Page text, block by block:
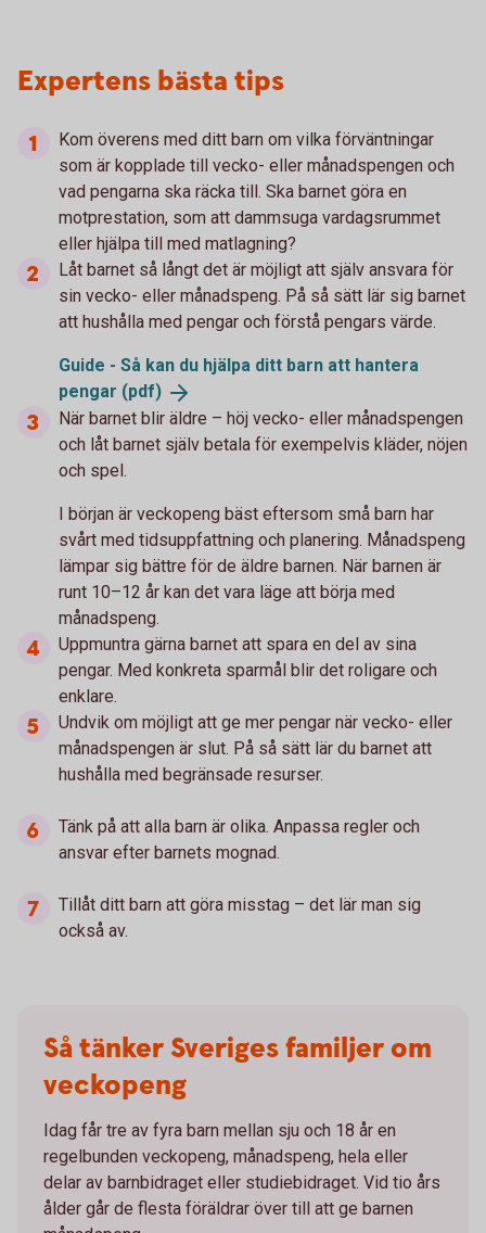
Expertens bästa tips
Kom överens med ditt barn om vilka förväntningar
som är kopplade till vecko- eller månadspengen och
vad pengarna ska räcka till. Ska barnet göra en
motprestation, som att dammsuga vardagsrummet
eller hjälpa till med matlagning?
Låt barnet så långt det är möjligt att själv ansvara för
sin vecko- eller månadspeng. På så sätt lär sig barnet
att hushålla med pengar och förstå pengars värde.
Guide - Så kan du hjälpa ditt barn att hantera
pengar (pdf)
När barnet blir äldre – höj vecko- eller månadspengen
och låt barnet själv betala för exempelvis kläder, nöjen
och spel.
I början är veckopeng bäst eftersom små barn har
svårt med tidsuppfattning och planering. Månadspeng
lämpar sig bättre för de äldre barnen. När barnen är
runt 10–12 år kan det vara läge att börja med
månadspeng.
Uppmuntra gärna barnet att spara en del av sina
pengar. Med konkreta sparmål blir det roligare och
enklare.
Undvik om möjligt att ge mer pengar när vecko- eller
månadspengen är slut. På så sätt lär du barnet att
hushålla med begränsade resurser.
Tänk på att alla barn är olika. Anpassa regler och
ansvar efter barnets mognad.
Tillåt ditt barn att göra misstag – det lär man sig
också av.
Så tänker Sveriges familjer om
veckopeng
Idag får tre av fyra barn mellan sju och 18 år en
regelbunden veckopeng, månadspeng, hela eller
delar av barnbidraget eller studiebidraget. Vid tio års
ålder går de flesta föräldrar över till att ge barnen